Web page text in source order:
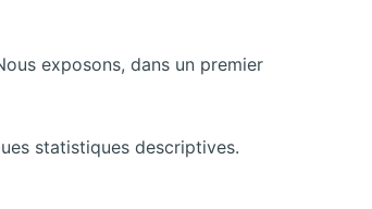
exposons, dans un premier
statistiques descriptives.